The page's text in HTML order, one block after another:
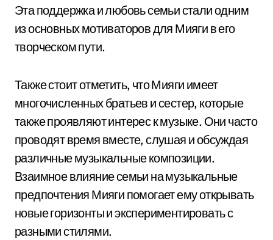
Эта поддержка и любовь семьи стали одним
из основных мотиваторов для Мияги в его
творческом пути.
Также стоит отметить, что Мияги имеет
многочисленных братьев и сестер, которые
также проявляют интерес к музыке. Они часто
проводят время вместе, слушая и обсуждая
различные музыкальные композиции.
Взаимное влияние семьи на музыкальные
предпочтения Мияги помогает ему открывать
новые горизонты и экспериментировать с
разными стилями.